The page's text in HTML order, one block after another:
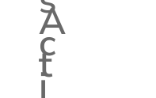
A
c
t
i